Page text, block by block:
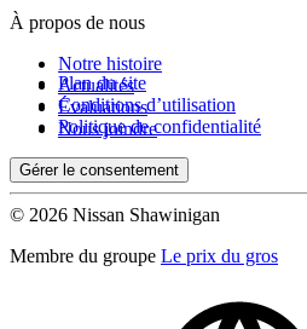
À propos de nous
Notre histoire
Actualités
Évaluations
Nous joindre
Plan du site
Conditions d’utilisation
Politique de confidentialité
Gérer le consentement
© 2026 Nissan Shawinigan
Membre du groupe Le prix du gros